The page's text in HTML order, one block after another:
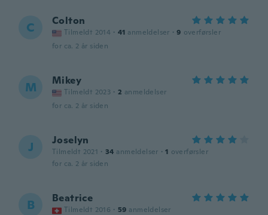
C Colton
Tilmeldt 2014 · 41 anmeldelser · 9 overførsler
for ca. 2 år siden
M Mikey
Tilmeldt 2023 · 2 anmeldelser
for ca. 2 år siden
J Joselyn
Tilmeldt 2021 · 34 anmeldelser · 1 overførsler
for ca. 2 år siden
B Beatrice
Tilmeldt 2016 · 59 anmeldelser